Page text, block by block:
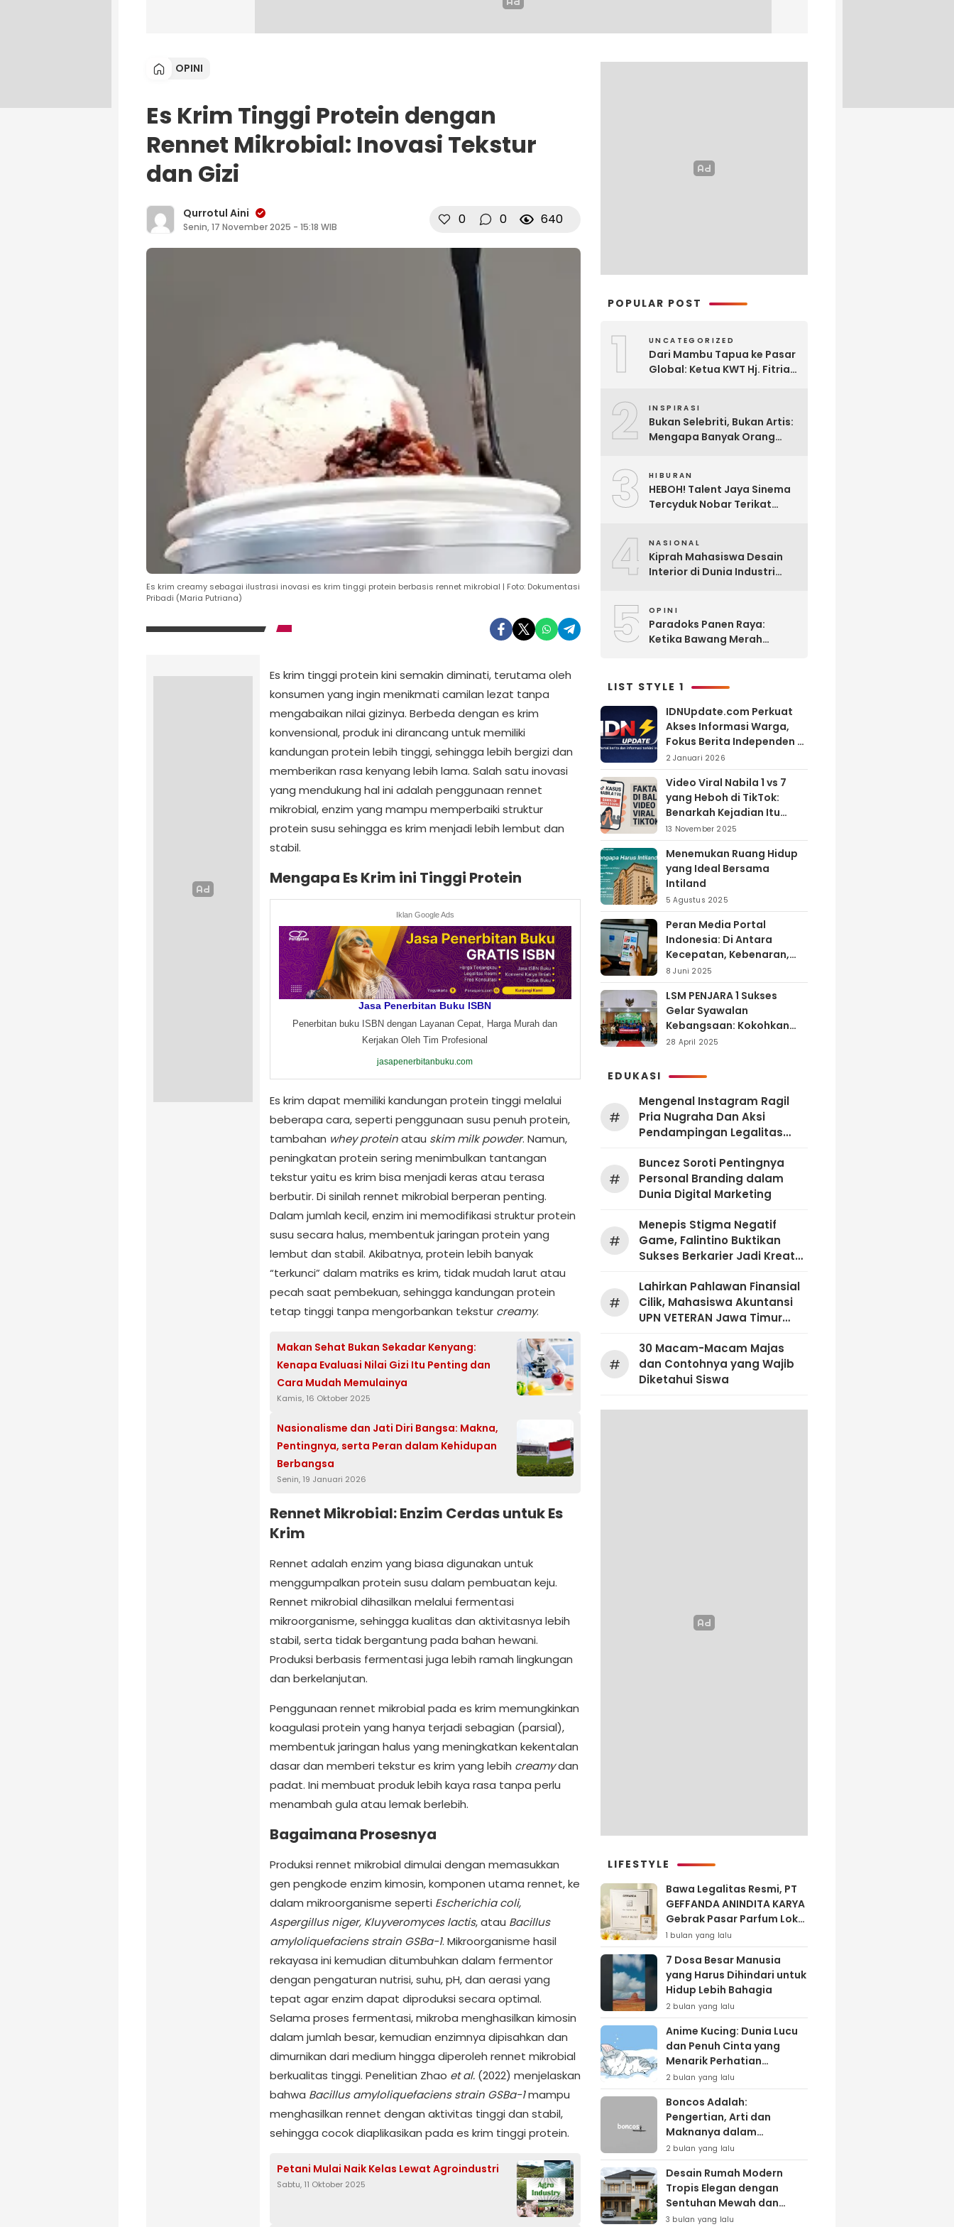
OPINI
Es Krim Tinggi Protein dengan
Rennet Mikrobial: Inovasi Tekstur
dan Gizi
Qurrotul Aini
Senin, 17 November 2025 - 15:18 WIB 0 0 640
Es krim creamy sebagai ilustrasi inovasi es krim tinggi protein berbasis rennet mikrobial | Foto: Dokumentasi
Pribadi (Maria Putriana)
Es krim tinggi protein kini semakin diminati, terutama oleh
konsumen yang ingin menikmati camilan lezat tanpa
mengabaikan nilai gizinya. Berbeda dengan es krim
konvensional, produk ini dirancang untuk memiliki
kandungan protein lebih tinggi, sehingga lebih bergizi dan
memberikan rasa kenyang lebih lama. Salah satu inovasi
yang mendukung hal ini adalah penggunaan rennet
mikrobial, enzim yang mampu memperbaiki struktur
protein susu sehingga es krim menjadi lebih lembut dan
stabil.
Mengapa Es Krim ini Tinggi Protein
Iklan Google Ads
Jasa Penerbitan Buku ISBN
Penerbitan buku ISBN dengan Layanan Cepat, Harga Murah dan
Kerjakan Oleh Tim Profesional
jasapenerbitanbuku.com
Es krim dapat memiliki kandungan protein tinggi melalui
beberapa cara, seperti penggunaan susu penuh protein,
tambahan whey proteinatau skim milk powder. Namun,
peningkatan protein sering menimbulkan tantangan
tekstur yaitu es krim bisa menjadi keras atau terasa
berbutir. Di sinilah rennet mikrobial berperan penting.
Dalam jumlah kecil, enzim ini memodifikasi struktur protein
susu secara halus, membentuk jaringan protein yang
lembut dan stabil. Akibatnya, protein lebih banyak
“terkunci” dalam matriks es krim, tidak mudah larut atau
pecah saat pembekuan, sehingga kandungan protein
tetap tinggi tanpa mengorbankan tekstur creamy.
Makan Sehat Bukan Sekadar Kenyang:
Kenapa Evaluasi Nilai Gizi Itu Penting dan
Cara Mudah Memulainya
Kamis, 16 Oktober 2025
Nasionalisme dan Jati Diri Bangsa: Makna,
Pentingnya, serta Peran dalam Kehidupan
Berbangsa
Senin, 19 Januari 2026
Rennet Mikrobial: Enzim Cerdas untuk Es
Krim
Rennet adalah enzim yang biasa digunakan untuk
menggumpalkan protein susu dalam pembuatan keju.
Rennet mikrobial dihasilkan melalui fermentasi
mikroorganisme, sehingga kualitas dan aktivitasnya lebih
stabil, serta tidak bergantung pada bahan hewani.
Produksi berbasis fermentasi juga lebih ramah lingkungan
dan berkelanjutan.
Penggunaan rennet mikrobial pada es krim memungkinkan
koagulasi protein yang hanya terjadi sebagian (parsial),
membentuk jaringan halus yang meningkatkan kekentalan
dasar dan memberi tekstur es krim yang lebih creamydan
padat. Ini membuat produk lebih kaya rasa tanpa perlu
menambah gula atau lemak berlebih.
Bagaimana Prosesnya
Produksi rennet mikrobial dimulai dengan memasukkan
gen pengkode enzim kimosin, komponen utama rennet, ke
dalam mikroorganisme seperti Escherichia coli,
Aspergillus niger, Kluyveromyces lactis, atau Bacillus
amyloliquefaciens strain GSBa-1. Mikroorganisme hasil
rekayasa ini kemudian ditumbuhkan dalam fermentor
dengan pengaturan nutrisi, suhu, pH, dan aerasi yang
tepat agar enzim dapat diproduksi secara optimal.
Selama proses fermentasi, mikroba menghasilkan kimosin
dalam jumlah besar, kemudian enzimnya dipisahkan dan
dimurnikan dari medium hingga diperoleh rennet mikrobial
berkualitas tinggi. Penelitian Zhao et al. (2022) menjelaskan
bahwa Bacillus amyloliquefaciens strain GSBa-1mampu
menghasilkan rennet dengan aktivitas tinggi dan stabil,
sehingga cocok diaplikasikan pada es krim tinggi protein.
Petani Mulai Naik Kelas Lewat Agroindustri
Sabtu, 11 Oktober 2025
POPULAR POST
1 UNCATEGORIZED
Dari Mambu Tapua ke Pasar
Global: Ketua KWT Hj. Fitria
Negeri
2 INSPIRASI
Bukan Selebriti, Bukan Artis:
Mengapa Banyak Orang
3 HIBURAN
HEBOH! Talent Jaya Sinema
Tercyduk Nobar Terikat
4 NASIONAL
Kiprah Mahasiswa Desain
Interior di Dunia Industri
5 OPINI
Paradoks Panen Raya:
Ketika Bawang Merah
LIST STYLE 1
IDNUpdate.com Perkuat
Akses Informasi Warga,
Fokus Berita Independen di
Kabupaten Banyuasin
2 Januari 2026
Video Viral Nabila 1 vs 7
yang Heboh di TikTok:
Benarkah Kejadian Itu
Nyata?
13 November 2025
Menemukan Ruang Hidup
yang Ideal Bersama
Intiland
5 Agustus 2025
Peran Media Portal
Indonesia: Di Antara
Kecepatan, Kebenaran,
dan Tanggung Jawab
8 Juni 2025
LSM PENJARA 1 Sukses
Gelar Syawalan
Kebangsaan: Kokohkan
Tekad Melawan Korupsi
28 April 2025
EDUKASI
#
Mengenal Instagram Ragil
Pria Nugraha Dan Aksi
Pendampingan Legalitas
#
‎Buncez Soroti Pentingnya
Personal Branding dalam
Dunia Digital Marketing
#
Menepis Stigma Negatif
Game, Falintino Buktikan
Sukses Berkarier Jadi Kreator
#
Lahirkan Pahlawan Finansial
Cilik, Mahasiswa Akuntansi
UPN VETERAN Jawa Timur
Dengan Literasi Keuangan
Sejak Dini
#
30 Macam-Macam Majas
dan Contohnya yang Wajib
Diketahui Siswa
LIFESTYLE
Bawa Legalitas Resmi, PT
GEFFANDA ANINDITA KARYA
Gebrak Pasar Parfum Lokal
Lewat Varian ‘Daily Bliss’
1 bulan yang lalu
7 Dosa Besar Manusia
yang Harus Dihindari untuk
Hidup Lebih Bahagia
2 bulan yang lalu
Anime Kucing: Dunia Lucu
dan Penuh Cinta yang
Menarik Perhatian
Penggemar
2 bulan yang lalu
Boncos Adalah:
Pengertian, Arti dan
Maknanya dalam
Kehidupan Sehari-hari
2 bulan yang lalu
Desain Rumah Modern
Tropis Elegan dengan
Sentuhan Mewah dan
Natural
3 bulan yang lalu